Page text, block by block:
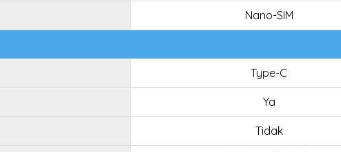
Nano-SIM
Type-C
Ya
Tidak